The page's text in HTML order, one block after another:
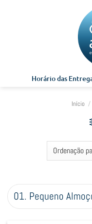
Horário das
Início /
01. Pequeno